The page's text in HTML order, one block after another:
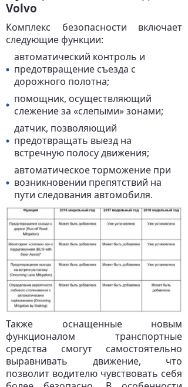
Volvo
Комплекс безопасности включает
следующие функции:
автоматический контроль и
предотвращение съезда с
дорожного полотна;
помощник, осуществляющий
слежение за «слепыми» зонами;
датчик, позволяющий
предотвращать выезд на
встречную полосу движения;
автоматическое торможение при
возникновении препятствий на
пути следования автомобиля.
Также оснащенные новым
функционалом транспортные
средства смогут самостоятельно
выравнивать движение, что
позволит водителю чувствовать себя